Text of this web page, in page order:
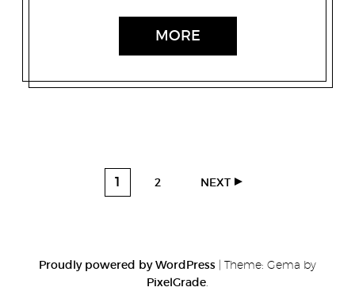
MORE
1 2 NEXT
Proudly powered by WordPress Theme: Gema by
PixelGrade